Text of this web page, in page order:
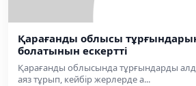
Қарағанды облысы
болатынын ескертті
Қарағанды облысында тұрғындарды
аяз тұрып, кейбір жерлерде а...